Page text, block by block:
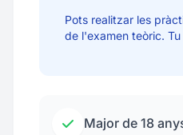
Pots realitzar les
de l'examen teòric. Tu
Major de 18